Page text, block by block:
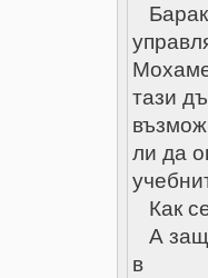
тази
ли да
Как
А
в